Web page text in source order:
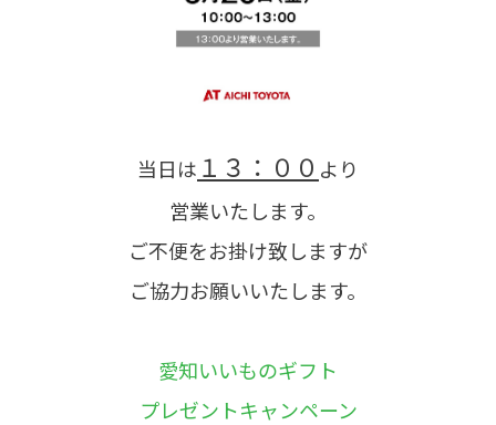
当日は １３：００ より
営業いたします。
ご不便をお掛け致しますが
ご協力お願いいたします。
愛知いいものギフト
プレゼントキャンペーン